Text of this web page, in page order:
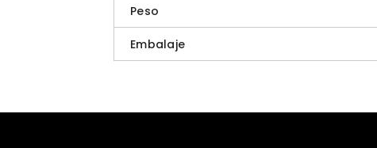
Peso
Embalaje